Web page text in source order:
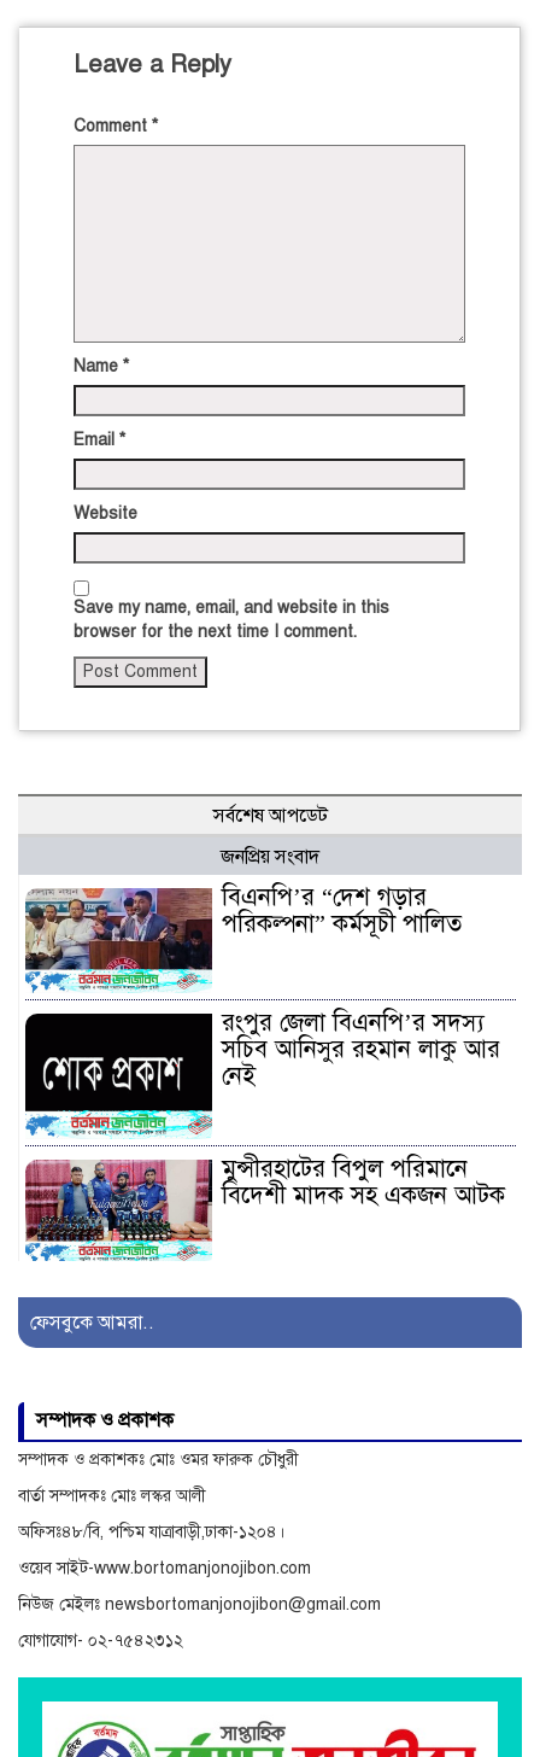
Leave a Reply
Comment *
Name *
Email *
Website
Save my name, email, and website in this
browser for the next time I comment.
সর্বশেষ আপডেট
জনপ্রিয় সংবাদ
বিএনপি’র “দেশ গড়ার
পরিকল্পনা” কর্মসূচী পালিত
রংপুর জেলা বিএনপি’র সদস্য
সচিব আনিসুর রহমান লাকু আর
নেই
মুন্সীরহাটের বিপুল পরিমানে
বিদেশী মাদক সহ একজন আটক
সাজেকগামী পর্যটকবাহী যানবাহন
সেনাবাহিনী
বিরুদ্ধে অনুসন্ধান
ফেসবুকে আমরা..
সম্পাদক ও প্রকাশক
সম্পাদক ও প্রকাশকঃ মোঃ ওমর ফারুক চৌধুরী
বার্তা সম্পাদকঃ মোঃ লস্কর আলী
অফিসঃ৪৮/বি, পশ্চিম যাত্রাবাড়ী,ঢাকা-১২০৪।
ওয়েব সাইট-www.bortomanjonojibon.com
নিউজ মেইলঃ newsbortomanjonojibon@gmail.com
যোগাযোগ- ০২-৭৫৪২৩১২